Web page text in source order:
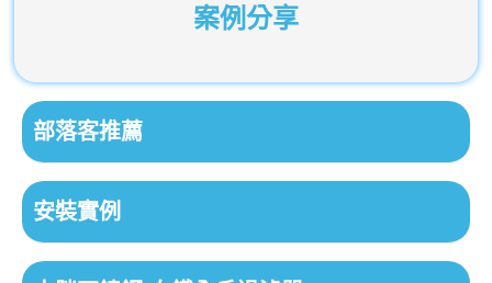
案例分享
部落客推薦
安裝實例